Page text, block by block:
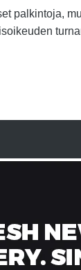
palkintoja,